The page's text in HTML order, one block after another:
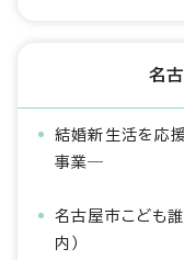
名
結婚新生活を応
事業―
名古屋市こども
内）